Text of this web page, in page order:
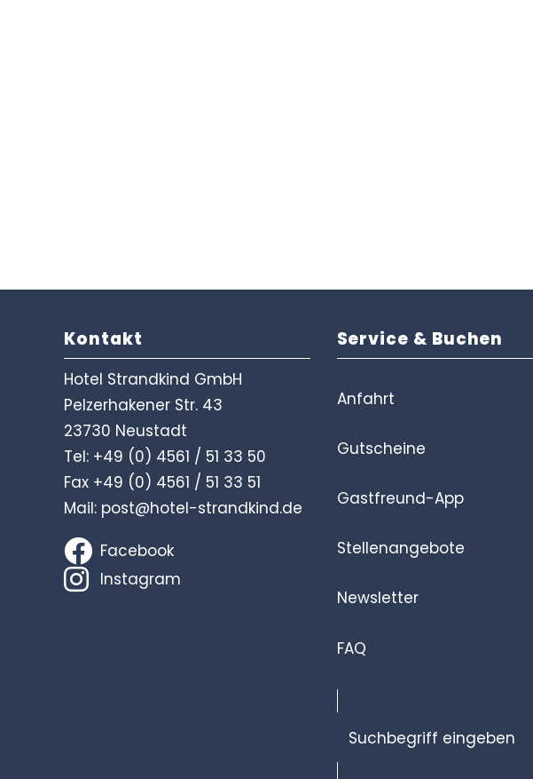
Kontakt
Hotel Strandkind GmbH
Pelzerhakener Str. 43
23730 Neustadt
Tel: +49 (0) 4561 / 51 33 50
Fax +49 (0) 4561 / 51 33 51
Mail: post@hotel-strandkind.de
Facebook
Instagram
Service & Buchen
Anfahrt
Gutscheine
Gastfreund-App
Stellenangebote
Newsletter
FAQ
eingeben